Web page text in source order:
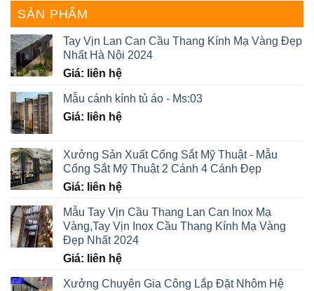
SẢN PHẨM
Tay Vịn Lan Can Cầu Thang Kính Mạ Vàng Đẹp
Nhất Hà Nội 2024
Giá: liên hệ
Mẫu cánh kính tủ áo - Ms:03
Giá: liên hệ
Xưởng Sản Xuất Cổng Sắt Mỹ Thuật - Mẫu
Cổng Sắt Mỹ Thuật 2 Cánh 4 Cánh Đẹp
Giá: liên hệ
Mẫu Tay Vịn Cầu Thang Lan Can Inox Mạ
Vàng,Tay Vịn Inox Cầu Thang Kính Mạ Vàng
Đẹp Nhất 2024
Giá: liên hệ
Xưởng Chuyên Gia Công Lắp Đặt Nhôm Hệ